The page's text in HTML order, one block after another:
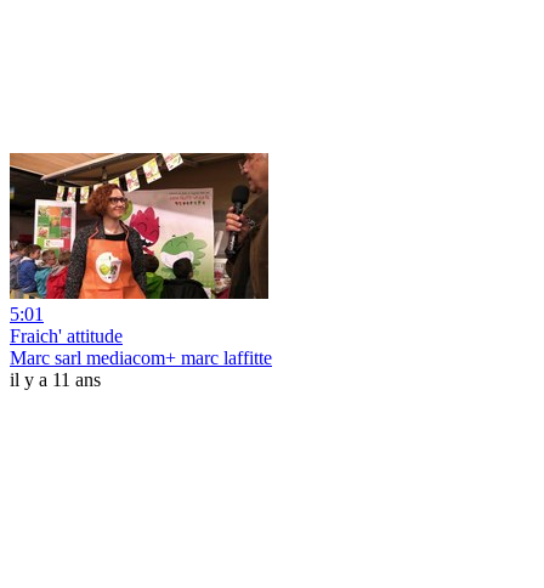
5:01
Fraich' attitude
Marc sarl mediacom+ marc laffitte
il y a 11 ans